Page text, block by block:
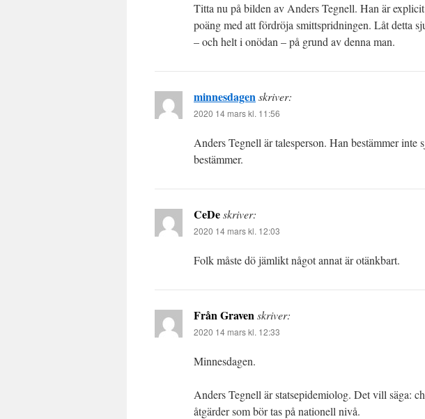
Titta nu på bilden av Anders Tegnell. Han är
poäng med att fördröja smittspridningen. Låt detta
– och helt i onödan – på grund av denna man.
minnesdagenskriver:
2020 14 mars kl. 11:56
Anders Tegnell är talesperson. Han bestämmer inte
bestämmer.
CeDeskriver:
2020 14 mars kl. 12:03
Folk måste dö jämlikt något annat är otänkbart.
Från Gravenskriver:
2020 14 mars kl. 12:33
Minnesdagen.
Anders Tegnell är statsepidemiolog. Det vill säga:
åtgärder som bör tas på nationell nivå.